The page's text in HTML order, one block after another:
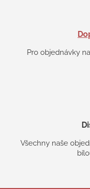
Pro objednávky
Všechny naše